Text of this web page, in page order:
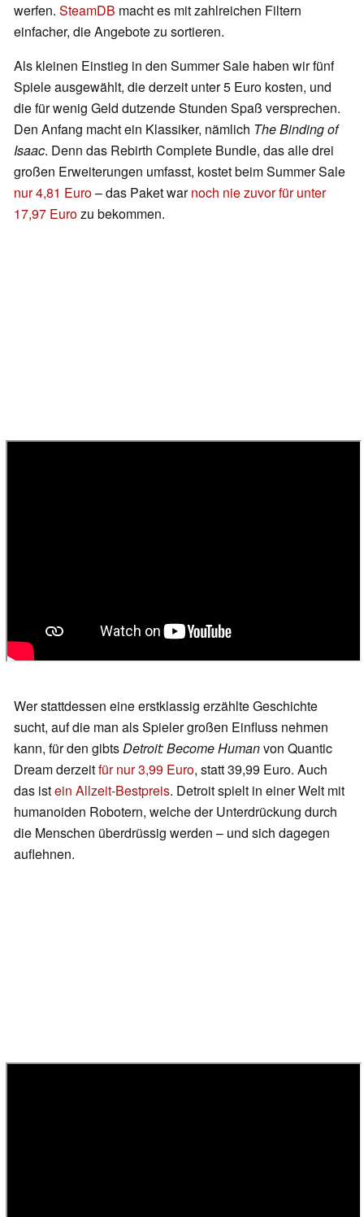
werfen. SteamDB macht es mit zahlreichen Filtern
einfacher, die Angebote zu sortieren.
Als kleinen Einstieg in den Summer Sale haben wir fünf
Spiele ausgewählt, die derzeit unter 5 Euro kosten, und
die für wenig Geld dutzende Stunden Spaß versprechen.
Den Anfang macht ein Klassiker, nämlich The Binding of
Isaac. Denn das Rebirth Complete Bundle, das alle drei
großen Erweiterungen umfasst, kostet beim Summer Sale
nur 4,81 Euro– das Paket warnoch nie zuvor für unter
17,97 Eurozu bekommen.
Wer stattdessen eine erstklassig erzählte Geschichte
sucht, auf die man als Spieler großen Einfluss nehmen
kann, für den gibtsDetroit: Become Humanvon Quantic
Dream derzeitfür nur 3,99 Euro, statt 39,99 Euro. Auch
das istein Allzeit-Bestpreis. Detroit spielt in einer Welt mit
humanoiden Robotern, welche der Unterdrückung durch
die Menschen überdrüssig werden – und sich dagegen
auflehnen.